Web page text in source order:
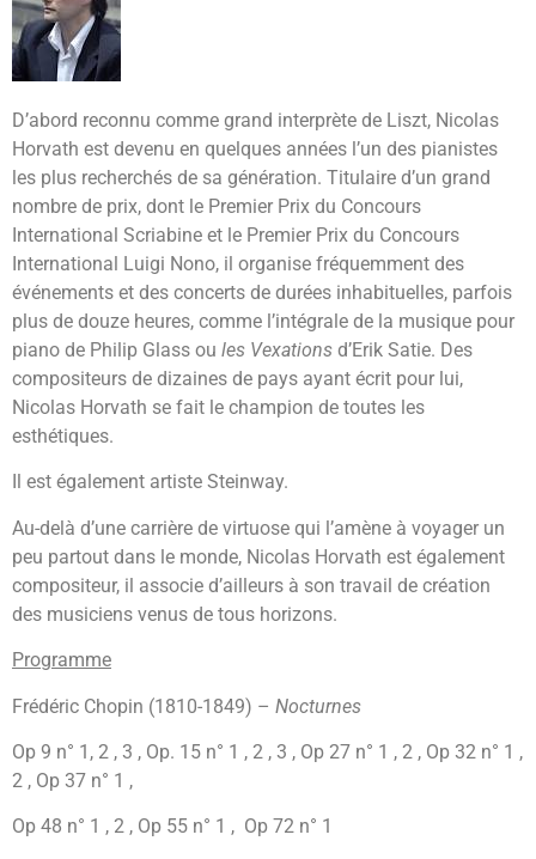
D’abord reconnu comme grand interprète de Liszt, Nicolas
Horvath est devenu en quelques années l’un des pianistes
les plus recherchés de sa génération. Titulaire d’un grand
nombre de prix, dont le Premier Prix du Concours
International Scriabine et le Premier Prix du Concours
International Luigi Nono, il organise fréquemment des
événements et des concerts de durées inhabituelles, parfois
plus de douze heures, comme l’intégrale de la musique pour
piano de Philip Glass ou les Vexations d’Erik Satie. Des
compositeurs de dizaines de pays ayant écrit pour lui,
Nicolas Horvath se fait le champion de toutes les
esthétiques.
Il est également artiste Steinway.
Au-delà d’une carrière de virtuose qui l’amène à voyager un
peu partout dans le monde, Nicolas Horvath est également
compositeur, il associe d’ailleurs à son travail de création
des musiciens venus de tous horizons.
Programme
Frédéric Chopin (1810-1849) – Nocturnes
Op 9 n° 1, 2 , 3 , Op. 15 n° 1 , 2 , 3 , Op 27 n° 1 , 2 , Op 32 n° 1 ,
2 , Op 37 n° 1 ,
Op 48 n° 1 , 2 , Op 55 n° 1 , Op 72 n° 1